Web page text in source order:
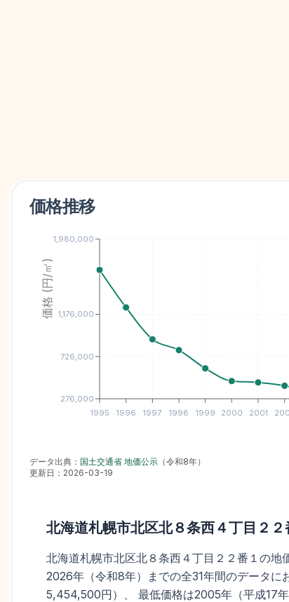
価格推移
1995 1996 1997 1998 1999 2000 2001
276,000
726,000
1,176,000
1,980,000
価格 (円/㎡)
データ出典： 国土交通省 地価公示 （令和8年）
更新日： 2026-03-19
北海道札幌市北区北８条西４丁目２２
北海道札幌市北区北８条西４丁目２２番１の
2026年（令和8年）までの全31年間のデータ
5,454,500円）、 最低価格は2005年（平成17